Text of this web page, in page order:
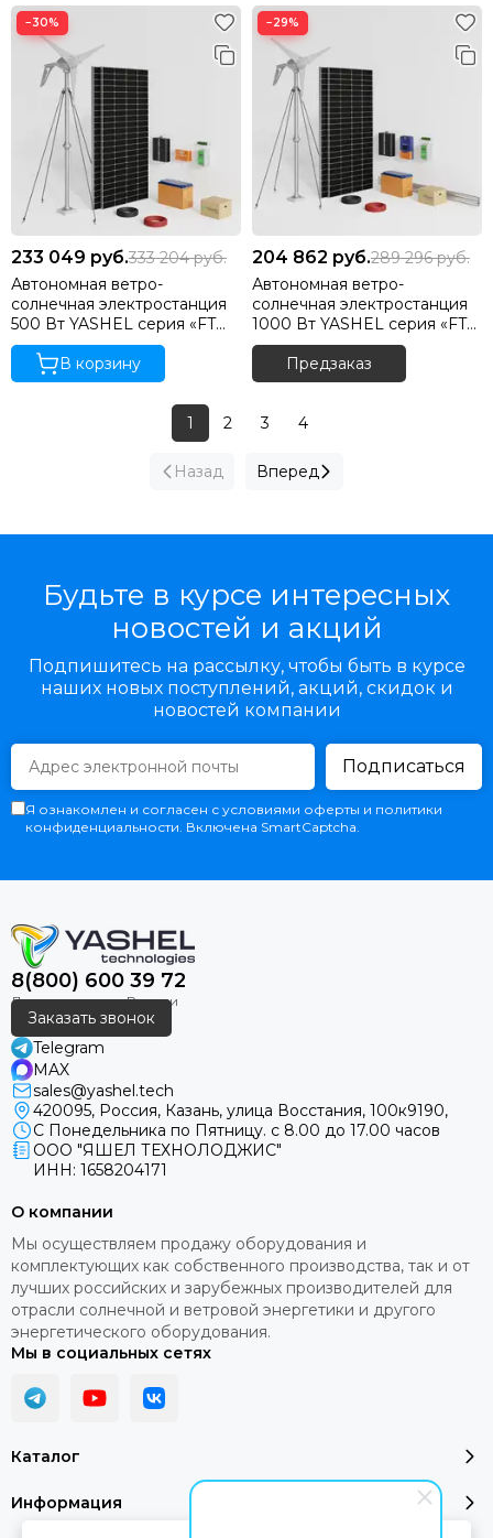
−30%
233 049 руб.333 204руб.
Автономная ветро-
солнечная электростанция
500 Вт YASHEL серия «FT
WIND-SOLAR 500-12-1KW»
В корзину
−29%
204 862 руб.289 296руб.
Автономная ветро-
солнечная электростанция
1000 Вт YASHEL серия «FT
WIND-SOLAR 400-12-1KW»
Предзаказ
Назад
1 2 3 4
Вперед
Будьте в курсе интересных
новостей и акций
Подпишитесь на рассылку, чтобы быть в курсе
наших новых поступлений, акций, скидок и
новостей компании
Подписаться
Я ознакомлен и согласен с условиями оферты и политики
конфиденциальности. Включена SmartCaptcha.
8(800) 600 39 72
Заказать звонок
Telegram
MAX
sales@yashel.tech
420095, Россия, Казань, улица Восстания, 100к9190,
С Понедельника по Пятницу. с 8.00 до 17.00 часов
ООО "ЯШЕЛ ТЕХНОЛОДЖИС"
ИНН: 1658204171
Каталог
Информация
О компании
Мы осуществляем продажу оборудования и
комплектующих как собственного производства, так и от
лучших российских и зарубежных производителей для
отрасли солнечной и ветровой энергетики и другого
энергетического оборудования.
Мы в социальных сетях